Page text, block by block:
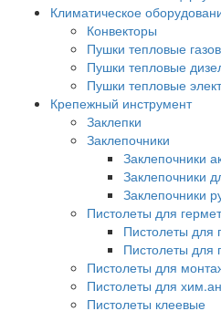
Климатическое
Конвекторы
Пушки тепловые
Пушки тепловые
Пушки тепловые
Крепежный инструмент
Заклепки
Заклепочники
Заклепочники
Заклепочники
Заклепочники
Пистолеты для
Пистолеты для
Пистолеты для
Пистолеты для
Пистолеты для
Пистолеты клеевые